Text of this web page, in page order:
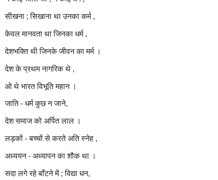
सीखना ; सिखाना था उनका कर्म ,
केवल मानवता था जिनका धर्म ,
देशभक्ति थी जिनके जीवन का मर्म ।
देश के प्रथम नागरिक थे ,
ओ थे भारत विभूति महान ।
जाति - धर्म कुछ न जाने,
देश समाज को अर्पित लाल ।
लड़कों - बच्चों से करते अति स्नेह ,
अध्ययन - अध्यापन का शौक था ।
सदा लगे रहे बाँटने में ; विद्या धन,